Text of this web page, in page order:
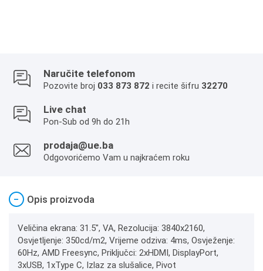
Naručite telefonom
Pozovite broj 033 873 872 i recite šifru 32270
Live chat
Pon-Sub od 9h do 21h
prodaja@ue.ba
Odgovorićemo Vam u najkraćem roku
− Opis proizvoda
Veličina ekrana: 31.5", VA, Rezolucija: 3840x2160,
Osvjetljenje: 350cd/m2, Vrijeme odziva: 4ms, Osvježenje:
60Hz, AMD Freesync, Priključci: 2xHDMI, DisplayPort,
3xUSB, 1xType C, Izlaz za slušalice, Pivot